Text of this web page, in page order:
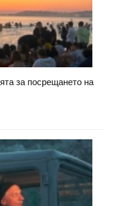
за посрещането на